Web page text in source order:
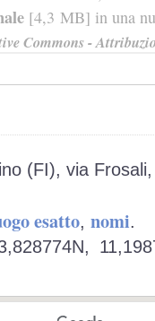
[4,3 MB] in una
Commons -
(FI), via
esatto, nomi.